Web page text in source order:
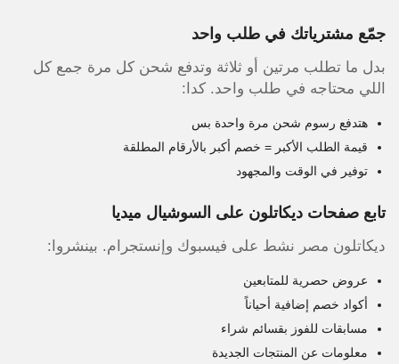
جمّع مشترياتك في طلب واحد
بدل ما تطلب مرتين أو ثلاثة وتدفع شحن كل مرة جمع كل
اللي محتاجه في طلب واحد. كدا:
هتدفع رسوم شحن مرة واحدة بس
قيمة الطلب الأكبر = خصم أكبر بالأرقام المطلقة
توفير في الوقت والمجهود
تابع صفحات ديكاتلون على السوشيال ميديا
ديكاتلون مصر نشط على فيسبوك وإنستجرام. بينشروا:
عروض حصرية للمتابعين
أكواد خصم إضافية أحياناً
مسابقات للفوز بقسائم شراء
معلومات عن المنتجات الجديدة